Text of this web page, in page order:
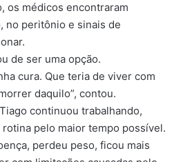
os médicos encontraram
no peritônio e sinais de
de ser uma opção.
cura. Que teria de viver com
daquilo”, contou.
continuou trabalhando,
pelo maior tempo possível.
perdeu peso, ficou mais